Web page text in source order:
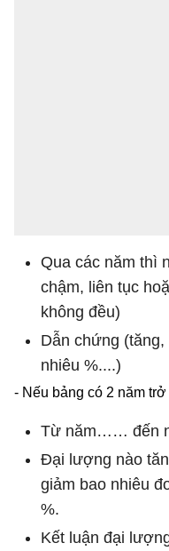
Qua các năm thì
chậm, liên tục
không đều)
Dẫn chứng
nhiêu %....)
- Nếu bảng có 2 năm
Từ năm…… đến
Đại lượng nào
giảm bao nhiêu
%.
Kết luận đại